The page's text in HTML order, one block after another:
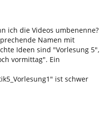
ich die Videos umbenenne?
Namen mit
Ideen sind "Vorlesung 5",
vormittag". Ein
ist schwer